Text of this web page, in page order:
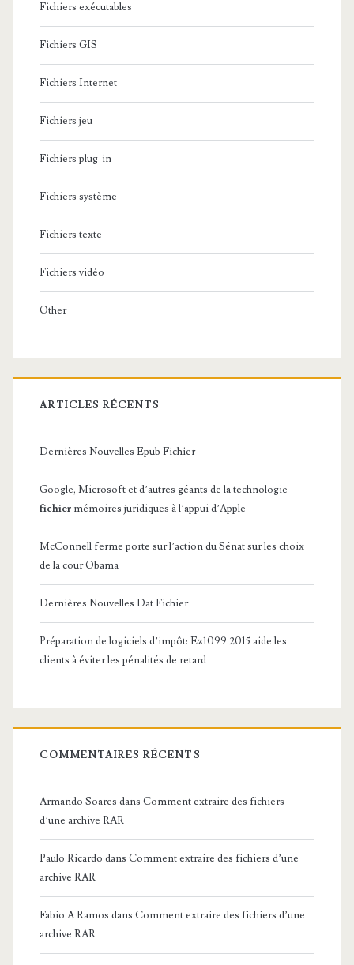
Fichiers exécutables
Fichiers GIS
Fichiers Internet
Fichiers jeu
Fichiers plug-in
Fichiers système
Fichiers texte
Fichiers vidéo
Other
ARTICLES RÉCENTS
Dernières Nouvelles Epub Fichier
Google, Microsoft et d’autres géants de la technologie
fichier mémoires juridiques à l’appui d’Apple
McConnell ferme porte sur l’action du Sénat sur les choix
de la cour Obama
Dernières Nouvelles Dat Fichier
Préparation de logiciels d’impôt: Ez1099 2015 aide les
clients à éviter les pénalités de retard
COMMENTAIRES RÉCENTS
Armando Soares dans Comment extraire des fichiers
d’une archive RAR
Paulo Ricardo dans Comment extraire des fichiers d’une
archive RAR
Fabio A Ramos dans Comment extraire des fichiers d’une
archive RAR